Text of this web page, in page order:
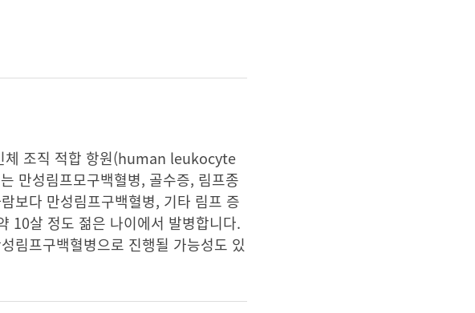
체 조직 적합 항원(human leukocyte
만성림프모구백혈병, 골수증, 림프종
보다 만성림프구백혈병, 기타 림프 증
10살 정도 젊은 나이에서 발병합니다.
림프구백혈병으로 진행될 가능성도 있